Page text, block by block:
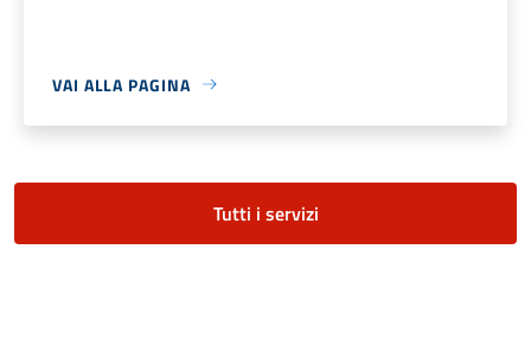
VAI ALLA PAGINA
Tutti i servizi